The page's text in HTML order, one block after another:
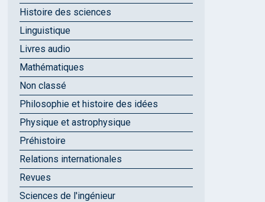
Histoire des sciences
Linguistique
Livres audio
Mathématiques
Non classé
Philosophie et histoire des idées
Physique et astrophysique
Préhistoire
Relations internationales
Revues
Sciences de l'ingénieur